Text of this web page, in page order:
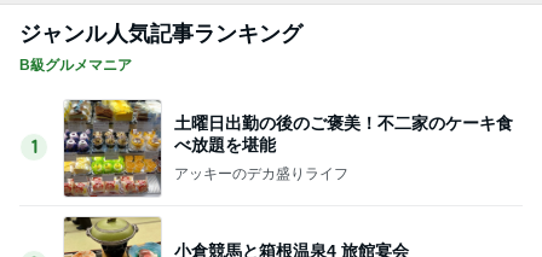
ジャンル人気記事ランキング
B級グルメマニア
1
土曜日出勤の後のご褒美！不二家のケーキ食
べ放題を堪能
アッキーのデカ盛りライフ
小倉競馬と箱根温泉4 旅館宴会